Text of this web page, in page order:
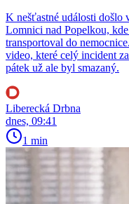
K nešťastné události došlo
Lomnici nad Popelkou,
transportoval do
video, které celý incident
pátek už ale byl smazaný.
Liberecká Drbna
dnes, 09:41
1 min